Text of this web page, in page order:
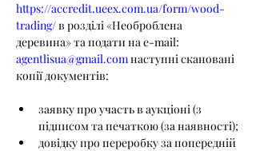
https://accredit.ueex.com.ua/form/wood-
trading/ в розділі «Необроблена
деревина» та подати на e-mail:
agentlisua@gmail.com наступні скановані
копії документів:
заявку про участь в аукціоні (з
підписом та печаткою (за наявності);
довідку про переробку за попередній